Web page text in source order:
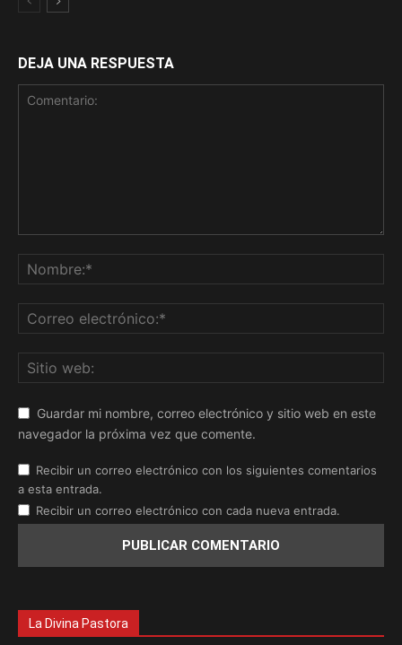
DEJA UNA RESPUESTA
Guardar mi nombre, correo electrónico y sitio web en este
navegador la próxima vez que comente.
Recibir un correo electrónico con los siguientes comentarios
a esta entrada.
Recibir un correo electrónico con cada nueva entrada.
La Divina Pastora